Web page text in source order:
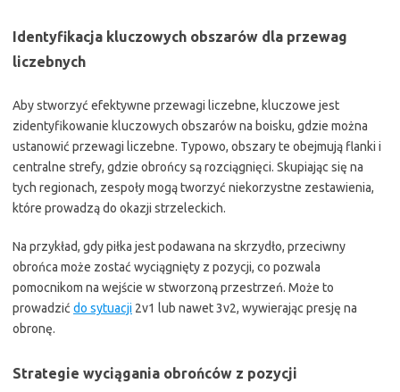
Identyfikacja kluczowych obszarów dla przewag
liczebnych
Aby stworzyć efektywne przewagi liczebne, kluczowe jest
zidentyfikowanie kluczowych obszarów na boisku, gdzie można
ustanowić przewagi liczebne. Typowo, obszary te obejmują flanki i
centralne strefy, gdzie obrońcy są rozciągnięci. Skupiając się na
tych regionach, zespoły mogą tworzyć niekorzystne zestawienia,
które prowadzą do okazji strzeleckich.
Na przykład, gdy piłka jest podawana na skrzydło, przeciwny
obrońca może zostać wyciągnięty z pozycji, co pozwala
pomocnikom na wejście w stworzoną przestrzeń. Może to
prowadzić do sytuacji 2v1 lub nawet 3v2, wywierając presję na
obronę.
Strategie wyciągania obrońców z pozycji